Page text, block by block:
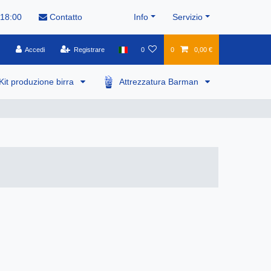
Contatto Info Servizio
Accedi Registrare 0 0 0,00 €
produzione birra Attrezzatura Barman